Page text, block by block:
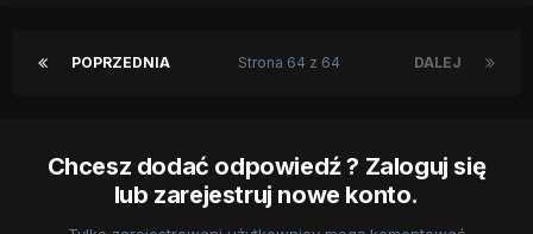
POPRZEDNIA DALEJ
Strona 64 z 64
Chcesz dodać odpowiedź ? Zaloguj się
lub zarejestruj nowe konto.